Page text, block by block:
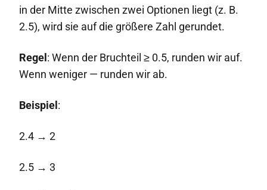
in der Mitte zwischen zwei Optionen liegt (z. B.
2.5), wird sie auf die größere Zahl gerundet.
Regel : Wenn der Bruchteil ≥ 0.5, runden wir auf.
Wenn weniger — runden wir ab.
Beispiel :
2.4 → 2
2.5 → 3